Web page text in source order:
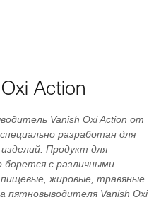
Action
Vanish Oxi Action от
разработан для
Продукт для
с различными
жировые, травяные
пятновыводителя Vanish Oxi